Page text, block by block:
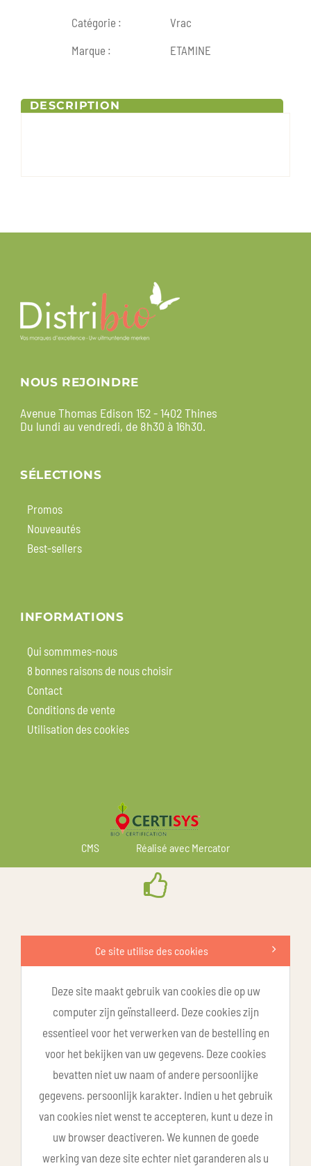
Catégorie :
Vrac
Marque :
ETAMINE
DESCRIPTION
NOUS REJOINDRE
Avenue Thomas Edison 152 - 1402 Thines
Du lundi au vendredi, de 8h30 à 16h30.
SÉLECTIONS
Promos
Nouveautés
Best-sellers
INFORMATIONS
Qui sommmes-nous
8 bonnes raisons de nous choisir
Contact
Conditions de vente
Utilisation des cookies
CMS Réalisé avec Mercator
Ce site utilise des cookies
Deze site maakt gebruik van cookies die op uw
computer zijn geïnstalleerd. Deze cookies zijn
essentieel voor het verwerken van de bestelling en
voor het bekijken van uw gegevens. Deze cookies
bevatten niet uw naam of andere persoonlijke
gegevens. persoonlijk karakter. Indien u het gebruik
van cookies niet wenst te accepteren, kunt u deze in
uw browser deactiveren. We kunnen de goede
werking van deze site echter niet garanderen als u